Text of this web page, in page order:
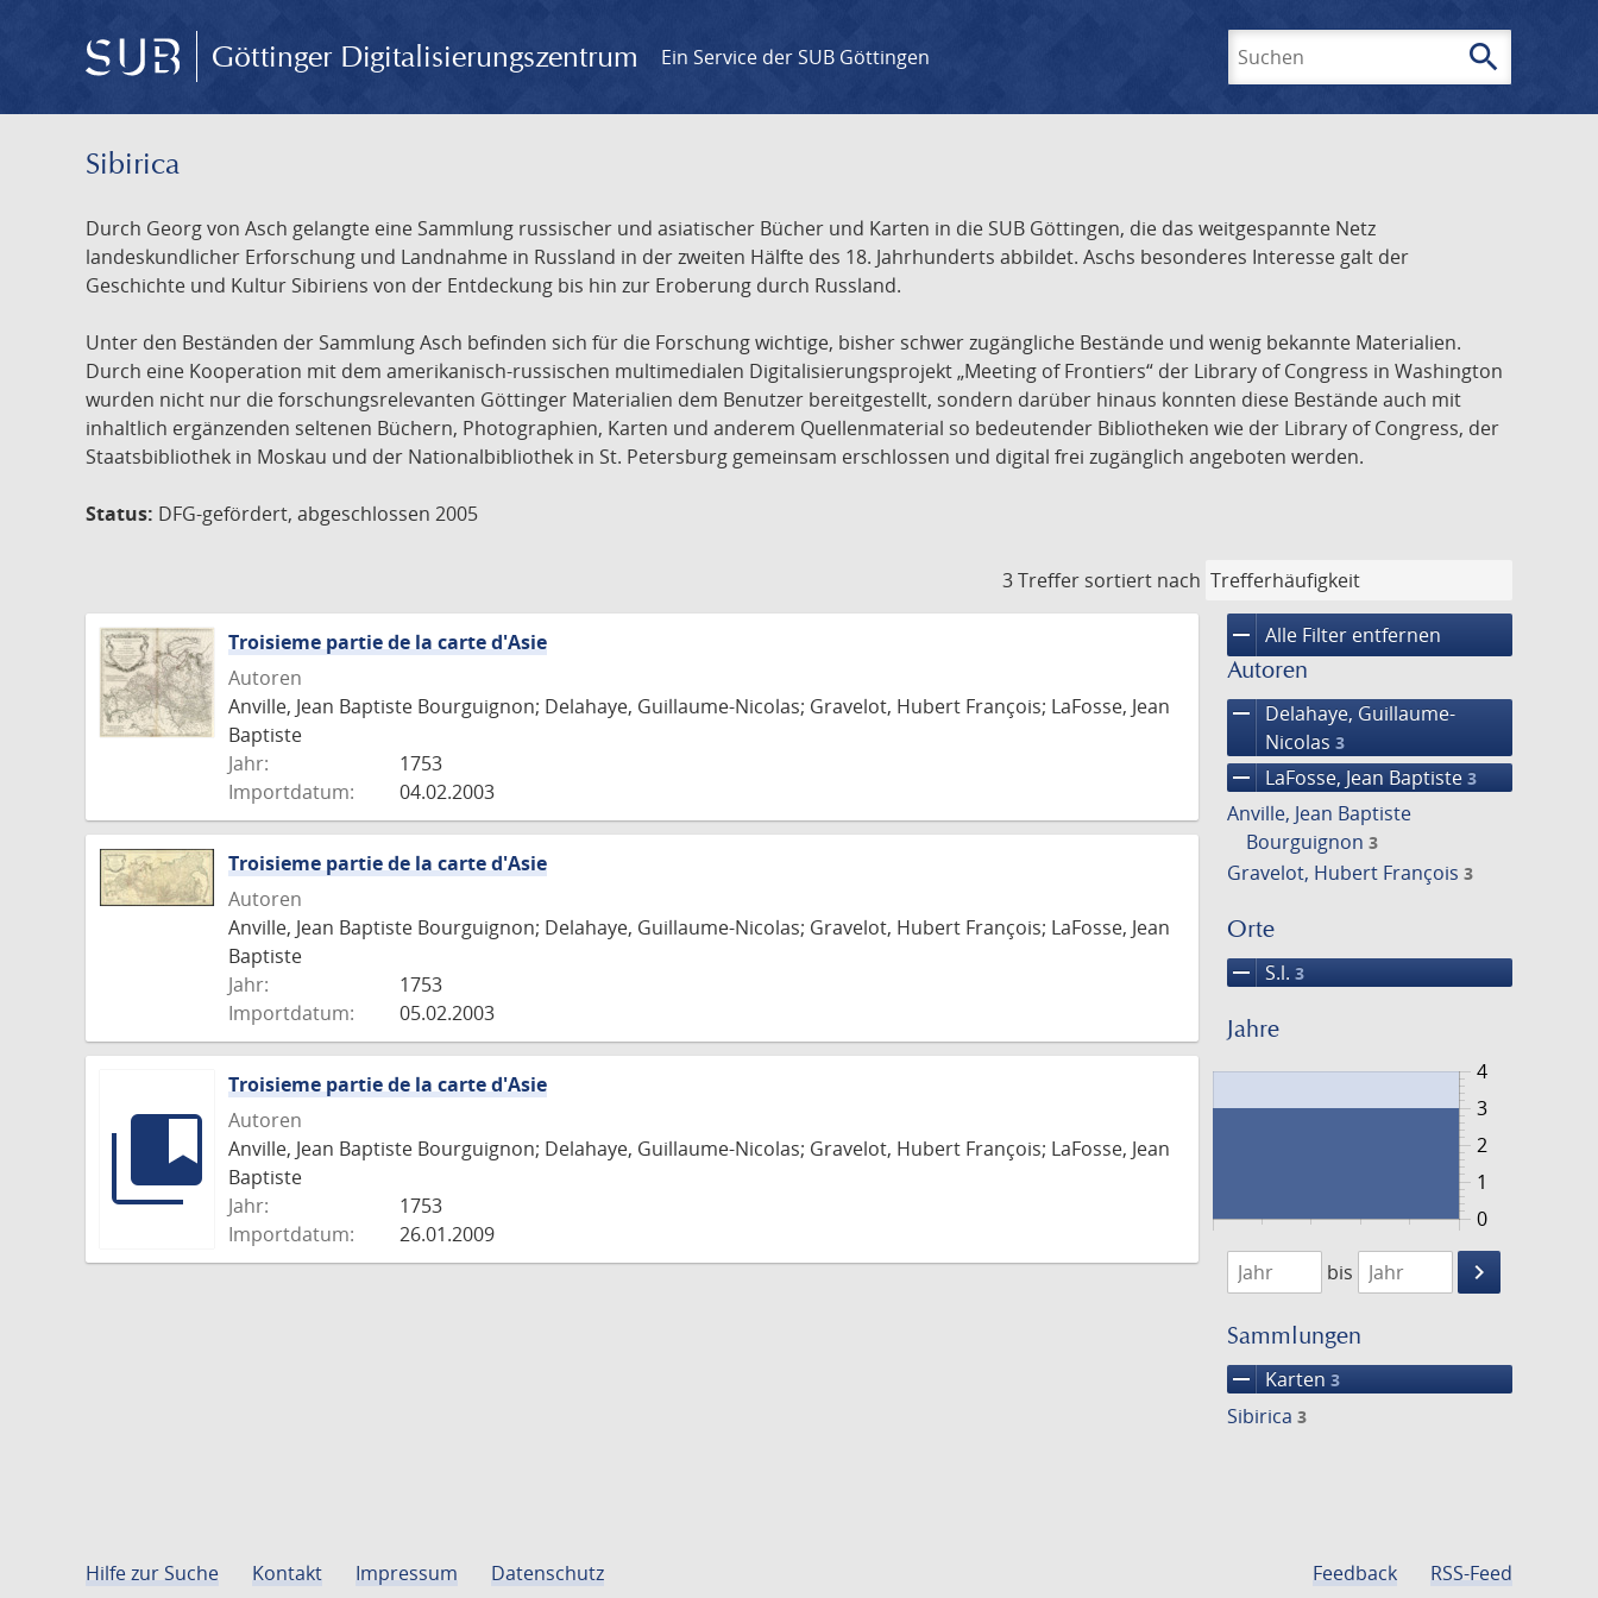
Göttinger Digitalisierungszentrum Ein Service der SUB Göttingen search
Sibirica
Durch Georg von Asch gelangte eine Sammlung russischer und asiatischer Bücher und Karten in die SUB Göttingen, die das weitgespannte Netz
landeskundlicher Erforschung und Landnahme in Russland in der zweiten Hälfte des 18. Jahrhunderts abbildet. Aschs besonderes Interesse galt der
Geschichte und Kultur Sibiriens von der Entdeckung bis hin zur Eroberung durch Russland.
Unter den Beständen der Sammlung Asch befinden sich für die Forschung wichtige, bisher schwer zugängliche Bestände und wenig bekannte Materialien.
Durch eine Kooperation mit dem amerikanisch-russischen multimedialen Digitalisierungsprojekt „Meeting of Frontiers“ der Library of Congress in Washington
wurden nicht nur die forschungsrelevanten Göttinger Materialien dem Benutzer bereitgestellt, sondern darüber hinaus konnten diese Bestände auch mit
inhaltlich ergänzenden seltenen Büchern, Photographien, Karten und anderem Quellenmaterial so bedeutender Bibliotheken wie der Library of Congress, der
Staatsbibliothek in Moskau und der Nationalbibliothek in St. Petersburg gemeinsam erschlossen und digital frei zugänglich angeboten werden.
Status: DFG-gefördert, abgeschlossen 2005
3 Treffer sortiert nach
remove Alle Filter entfernen
Autoren
remove
Delahaye, Guillaume-
Nicolas 3
remove LaFosse, Jean Baptiste 3
Anville, Jean Baptiste
Bourguignon 3
Gravelot, Hubert François 3
Orte
remove S.l. 3
Jahre
0
4
1
2
3
1753
1754
bis
keyboard_arrow_right
Suche
Sammlungen
remove Karten 3
Sibirica 3
Troisieme partie de la carte d'Asie
Autoren
Anville, Jean Baptiste Bourguignon; Delahaye, Guillaume-Nicolas; Gravelot, Hubert François; LaFosse, Jean
Baptiste
Jahr:
1753
Importdatum:
04.02.2003
Troisieme partie de la carte d'Asie
Autoren
Anville, Jean Baptiste Bourguignon; Delahaye, Guillaume-Nicolas; Gravelot, Hubert François; LaFosse, Jean
Baptiste
Jahr:
1753
Importdatum:
05.02.2003
Troisieme partie de la carte d'Asie
Autoren
Anville, Jean Baptiste Bourguignon; Delahaye, Guillaume-Nicolas; Gravelot, Hubert François; LaFosse, Jean
Baptiste
Jahr:
1753
Importdatum:
26.01.2009
Hilfe zur Suche Kontakt Impressum Datenschutz Feedback RSS-Feed